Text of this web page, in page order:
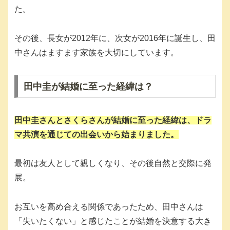
た。
その後、長女が2012年に、次女が2016年に誕生し、田
中さんはますます家族を大切にしています。
田中圭が結婚に至った経緯は？
田中圭さんとさくらさんが結婚に至った経緯は、ドラ
マ共演を通じての出会いから始まりました。
最初は友人として親しくなり、その後自然と交際に発
展。
お互いを高め合える関係であったため、田中さんは
「失いたくない」と感じたことが結婚を決意する大き